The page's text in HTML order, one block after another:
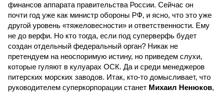
финансов аппарата правительства России. Сейчас он
почти год уже как министр обороны РФ, и ясно, что это уже
другой уровень «тяжеловесности» и ответственности. Ему
не до верфи. Но кто тогда, если под суперверфь будет
создан отдельный федеральный орган? Никак не
претендуем на неоспоримую истину, но приведем слухи,
которые гуляют в кулуарах ОСК. Да и среди менеджеров
питерских морских заводов. Итак, кто-то домысливает, что
руководителем суперкорпорации станет Михаил Ненюков,